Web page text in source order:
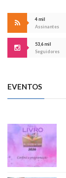
4 mil
Assinantes
53,6 mil
Seguidores
EVENTOS